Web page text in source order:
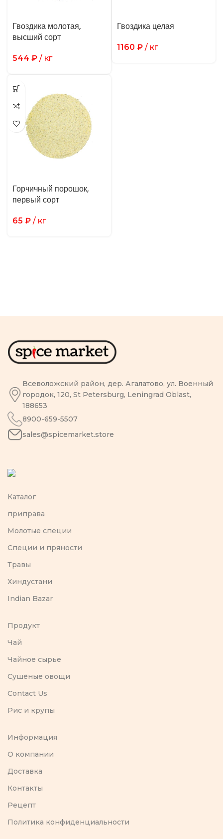
Гвоздика молотая,
высший сорт
544 ₽ / кг
Гвоздика целая
1160 ₽ / кг
Горчичный порошок,
первый сорт
65 ₽ / кг
Всеволожский район, дер. Агалатово, ул. Военный
городок, 120, St Petersburg, Leningrad Oblast,
188653
8900-659-5507
sales@spicemarket.store
Каталог
приправа
Молотые специи
Специи и пряности
Травы
Хиндустани
Indian Bazar
Продукт
Чай
Чайное сырье
Сушёные овощи
Contact Us
Рис и крупы
Информация
O компании
Доставка
Контакты
Рецепт
Политика конфиденциальности